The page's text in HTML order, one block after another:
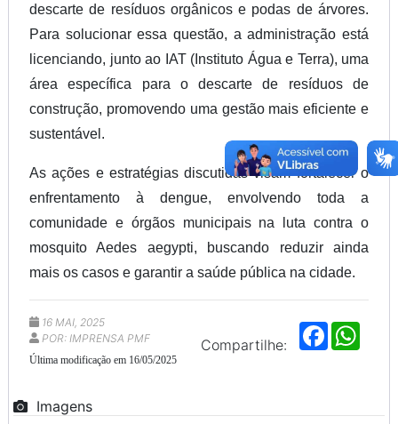
descarte de resíduos orgânicos e podas de árvores.
Para solucionar essa questão, a administração está
licenciando, junto ao IAT (Instituto Água e Terra), uma
área específica para o descarte de resíduos de
construção, promovendo uma gestão mais eficiente e
sustentável.
As ações e estratégias discutidas visam fortalecer o
enfrentamento à dengue, envolvendo toda a
comunidade e órgãos municipais na luta contra o
mosquito Aedes aegypti, buscando reduzir ainda
mais os casos e garantir a saúde pública na cidade.
Compartilhe:
F
a
o
p
16 MAI, 2025
POR: IMPRENSA PMF
Última modificação em 16/05/2025
Imagens